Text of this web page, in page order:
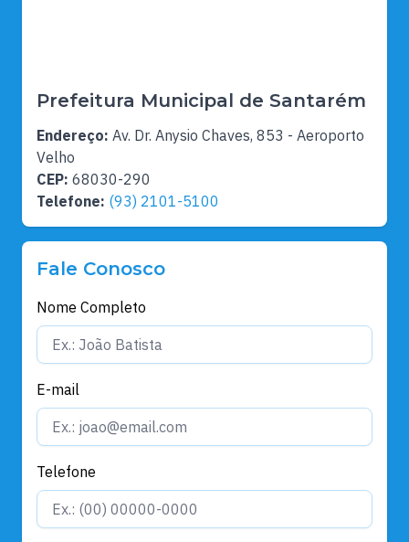
Prefeitura Municipal de Santarém
Endereço: Av. Dr. Anysio Chaves, 853 - Aeroporto
Velho
CEP: 68030-290
Telefone: (93) 2101-5100
Fale Conosco
Nome Completo
E-mail
Telefone